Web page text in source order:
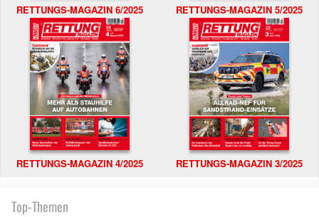
RETTUNGS-MAGAZIN 6/2025 RETTUNGS-MAGAZIN 5/2025
RETTUNGS-MAGAZIN 4/2025 RETTUNGS-MAGAZIN 3/2025
Top-Themen